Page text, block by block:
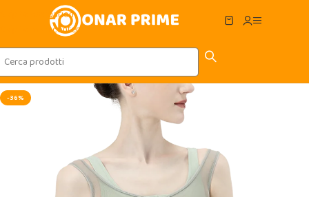
Skip to navigation
Skip to main content
-36%